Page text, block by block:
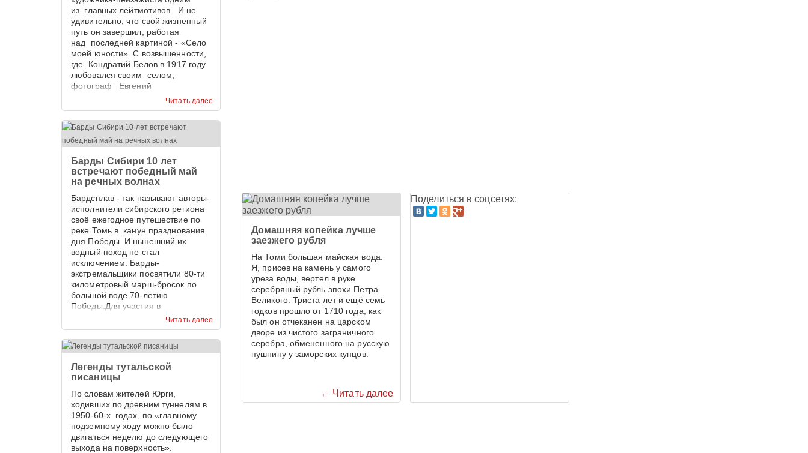
Читать далее
из главных лейтмотивов. И не
удивительно, что свой жизненный
путь он завершил, работая
над последней картиной - «Село
моей юности». С возвышенности,
где Кондратий Белов в 1917 году
любовался своим селом,
фотограф Евгений
Тамбовцев запечатлел панораму
приходиться признать, что 100 лет
назад сельская улица,
увенчанная храмом, была
Читать далее
Барды Сибири 10 лет
встречают победный май
на речных волнах
Бардсплав - так называют авторы-
исполнители сибирского региона
своё ежегодное путешествие по
реке Томь в канун празднования
дня Победы. И нынешний их
водный поход не стал
исключением. Барды-
экстремальщики посвятили 80-ти
километровый марш-бросок по
большой воде 70-летию
Победы.Для участия в
экстремальном переходе прибыли
представители городов:
Кемерово, Новокузнецк, Томск,
Междуреченск, Юрга.
Легенды тутальской
писаницы
По словам жителей Юрги,
ходивших по древним туннелям в
1950-60-х годах, по «главному
подземному ходу можно было
двигаться неделю до следующего
выхода на поверхность».
← Читать далее
Домашняя копейка лучше
заезжего рубля
На Томи большая майская вода.
Я, присев на камень у самого
уреза воды, вертел в руке
серебряный рубль эпохи Петра
Великого. Триста лет и ещё семь
годков прошло от 1710 года, как
был он отчеканен на царском
дворе из чистого заграничного
серебра, обмененного на русскую
пушнину у заморских купцов.
Поделиться в соцсетях: